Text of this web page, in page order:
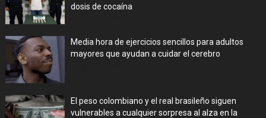
dosis de cocaína
Media hora de ejercicios sencillos para adultos
mayores que ayudan a cuidar el cerebro
El peso colombiano y el real brasileño siguen
vulnerables a cualquier sorpresa al alza en la